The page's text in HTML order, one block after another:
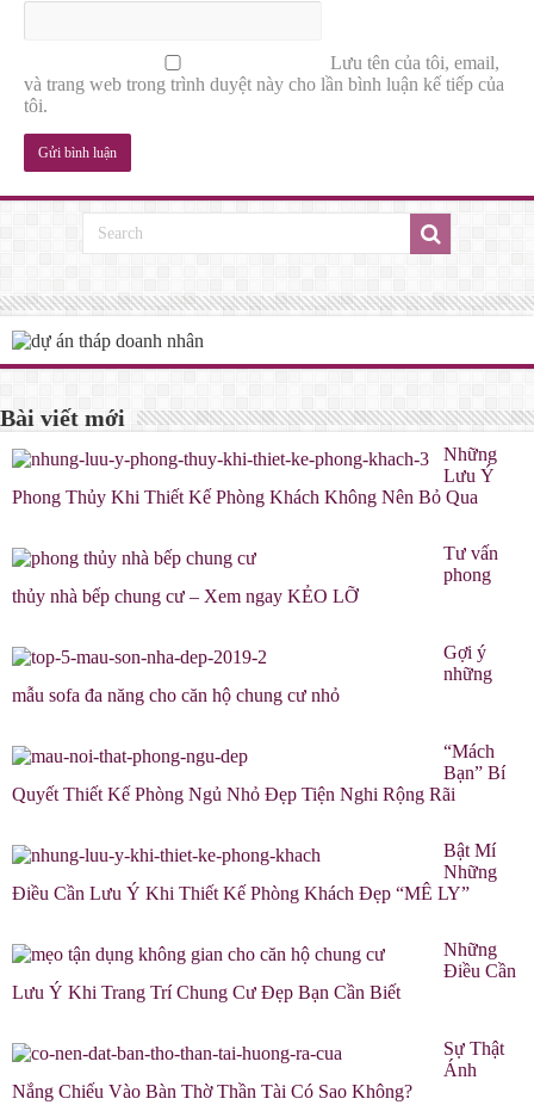
Lưu tên của tôi, email,
và trang web trong trình duyệt này cho lần bình luận kế tiếp của
tôi.
Bài viết mới
Những
Lưu Ý
Phong Thủy Khi Thiết Kế Phòng Khách Không Nên Bỏ Qua
Tư vấn
phong
thủy nhà bếp chung cư – Xem ngay KẺO LỠ
Gợi ý
những
mẫu sofa đa năng cho căn hộ chung cư nhỏ
“Mách
Bạn” Bí
Quyết Thiết Kế Phòng Ngủ Nhỏ Đẹp Tiện Nghi Rộng Rãi
Bật Mí
Những
Điều Cần Lưu Ý Khi Thiết Kế Phòng Khách Đẹp “MÊ LY”
Những
Điều Cần
Lưu Ý Khi Trang Trí Chung Cư Đẹp Bạn Cần Biết
Sự Thật
Ánh
Nắng Chiếu Vào Bàn Thờ Thần Tài Có Sao Không?